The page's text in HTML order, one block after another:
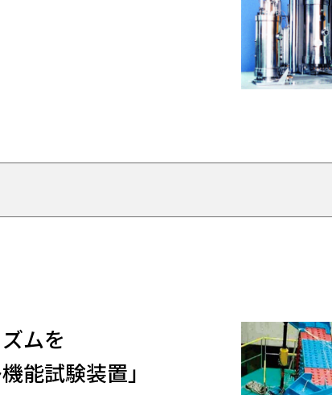
ムを
能試験装置」